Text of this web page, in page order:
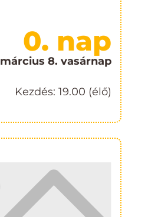
0. nap
március 8. vasárnap
Kezdés: 19.00 (élő)